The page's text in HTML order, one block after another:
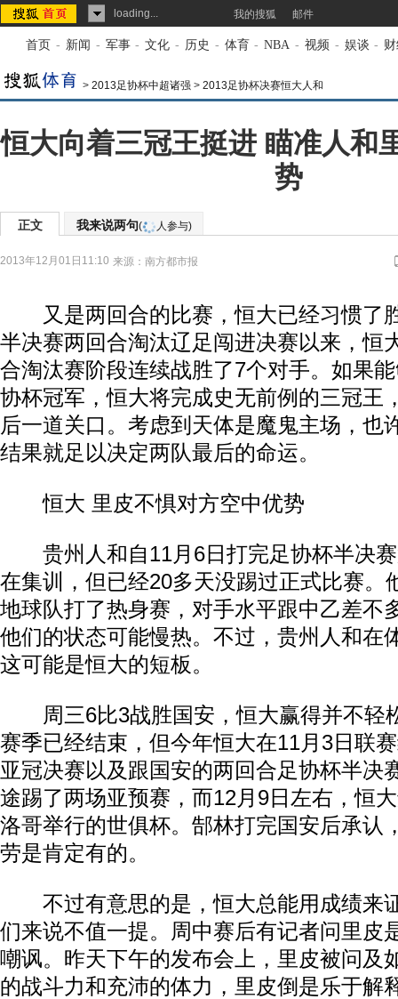
loading... 我的搜狐 邮件
首页 - 新闻 - 军事 - 文化 - 历史 - 体育 - NBA - 视频 - 娱谈 -
> 2013足协杯中超诸强 > 2013足协杯决赛恒大人和
恒大向着三冠王挺进 瞄准人和
势
正文 我来说两句( 人参与)
2013年12月01日11:10 来源： 南方都市报
又是两回合的比赛，恒大已经习惯了
半决赛两回合淘汰辽足闯进决赛以来，恒
合淘汰赛阶段连续战胜了7个对手。如果
协杯冠军，恒大将完成史无前例的三冠王
后一道关口。考虑到天体是魔鬼主场，也
结果就足以决定两队最后的命运。
恒大 里皮不惧对方空中优势
贵州人和自11月6日打完足协杯半决赛
在集训，但已经20多天没踢过正式比赛。
地球队打了热身赛，对手水平跟中乙差不
他们的状态可能慢热。不过，贵州人和在
这可能是恒大的短板。
周三6比3战胜国安，恒大赢得并不轻
赛季已经结束，但今年恒大在11月3日联
亚冠决赛以及跟国安的两回合足协杯半决
途踢了两场亚预赛，而12月9日左右，恒
洛哥举行的世俱杯。郜林打完国安后承认
劳是肯定有的。
不过有意思的是，恒大总能用成绩来
们来说不值一提。周中赛后有记者问里皮
嘲讽。昨天下午的发布会上，里皮被问及
的战斗力和充沛的体力，里皮倒是乐于解